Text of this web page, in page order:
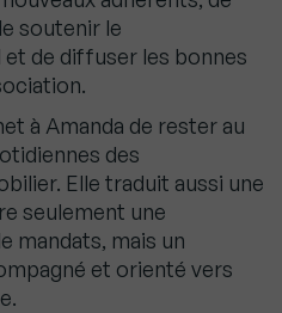
soutenir le
de diffuser les bonnes
à Amanda de rester au
des
Elle traduit aussi une
seulement une
mandats, mais un
et orienté vers